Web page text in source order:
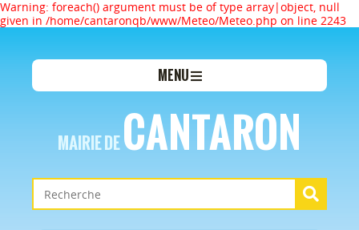
Warning: foreach() argument must be of type array|object, null
given in /home/cantaronqb/www/Meteo/Meteo.php on line 2243
MENU
MAIRIE DECANTARON